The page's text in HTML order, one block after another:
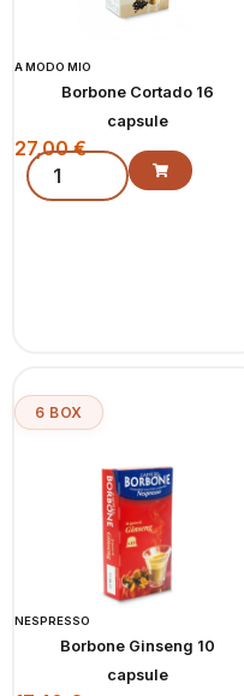
A MODO MIO
Borbone Cortado 16
capsule
27,00€
6 BOX
NESPRESSO
Borbone Ginseng 10
capsule